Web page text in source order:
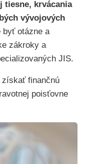
tiesne, krvácania
vývojových
byť otázne a
zákroky a
JIS.
získať finančnú
poisťovne